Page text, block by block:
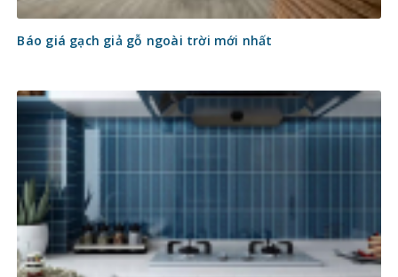
Báo giá gạch giả gỗ ngoài trời mới nhất